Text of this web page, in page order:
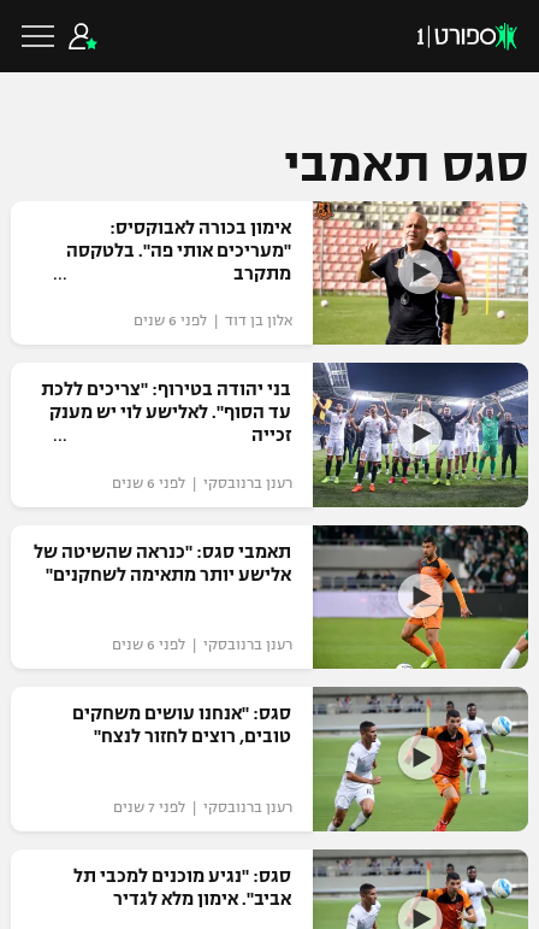
VOD
רץ ברשת
תוצאות
לוח שידורים
כדורגל ישראלי
ליגת העל
ליגה לאומית
גביע הטוטו
ליגיונרים
גביע המדינה
נבחרת ישראל
מכבי חיפה
בית"ר ירושלים
מכבי תל אביב
הפועל תל אביב
הפועל חיפה
הפועל באר שבע
כדורגל עולמי
ליגת האלופות
ליגה אירופית
ליגה אנגלית
ליגה גרמנית
ליגה ספרדית
ליגה איטלקית
ליגה צרפתית
ליגה הולנדית
ליגה טורקית
ליגה סינית
כדורסל ישראלי
ליגת ווינר סל
ליגה לאומית
כדורסל נשים
מכבי תל אביב
הפועל ירושלים
דני אבדיה
כדורסל עולמי
NBA
יורוליג
יורוקאפ
ענפים נוספים
טניס
כדוריד
כדורעף
שחייה
אגרוף
סגס תאמבי
אימון בכורה לאבוקסיס:
"מעריכים אותי פה". בלטקסה
מתקרב
אלון בן דוד | לפני 6 שנים
בני יהודה בטירוף: "צריכים ללכת
עד הסוף". לאלישע לוי יש מענק
זכייה
רענן ברנובסקי | לפני 6 שנים
תאמבי סגס: "כנראה שהשיטה של
אלישע יותר מתאימה לשחקנים"
רענן ברנובסקי | לפני 6 שנים
סגס: "אנחנו עושים משחקים
טובים, רוצים לחזור לנצח"
רענן ברנובסקי | לפני 7 שנים
סגס: "נגיע מוכנים למכבי תל
אביב". אימון מלא לגדיר